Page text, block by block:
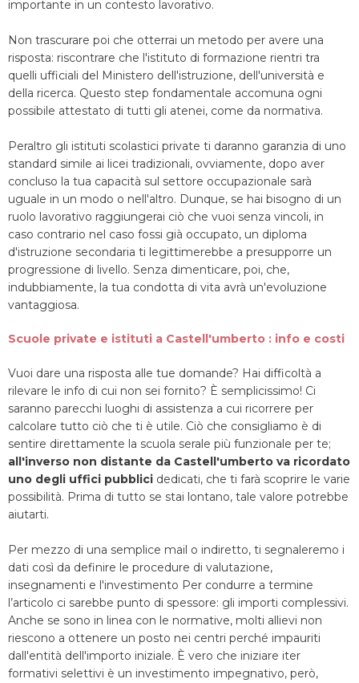
importante in un contesto lavorativo.
Non trascurare poi che otterrai un metodo per avere una
risposta: riscontrare che l'istituto di formazione rientri tra
quelli ufficiali del Ministero dell'istruzione, dell'università e
della ricerca. Questo step fondamentale accomuna ogni
possibile attestato di tutti gli atenei, come da normativa.
Peraltro gli istituti scolastici private ti daranno garanzia di uno
standard simile ai licei tradizionali, ovviamente, dopo aver
concluso la tua capacità sul settore occupazionale sarà
uguale in un modo o nell'altro. Dunque, se hai bisogno di un
ruolo lavorativo raggiungerai ciò che vuoi senza vincoli, in
caso contrario nel caso fossi già occupato, un diploma
d'istruzione secondaria ti legittimerebbe a presupporre un
progressione di livello. Senza dimenticare, poi, che,
indubbiamente, la tua condotta di vita avrà un'evoluzione
vantaggiosa.
Scuole private e istituti a Castell'umberto : info e costi
Vuoi dare una risposta alle tue domande? Hai difficoltà a
rilevare le info di cui non sei fornito? È semplicissimo! Ci
saranno parecchi luoghi di assistenza a cui ricorrere per
calcolare tutto ciò che ti è utile. Ciò che consigliamo è di
sentire direttamente la scuola serale più funzionale per te;
all'inverso non distante da Castell'umberto va ricordato
uno degli uffici pubblici dedicati, che ti farà scoprire le varie
possibilità. Prima di tutto se stai lontano, tale valore potrebbe
aiutarti.
Per mezzo di una semplice mail o indiretto, ti segnaleremo i
dati così da definire le procedure di valutazione,
insegnamenti e l'investimento Per condurre a termine
l’articolo ci sarebbe punto di spessore: gli importi complessivi.
Anche se sono in linea con le normative, molti allievi non
riescono a ottenere un posto nei centri perché impauriti
dall'entità dell'importo iniziale. È vero che iniziare iter
formativi selettivi è un investimento impegnativo, però,